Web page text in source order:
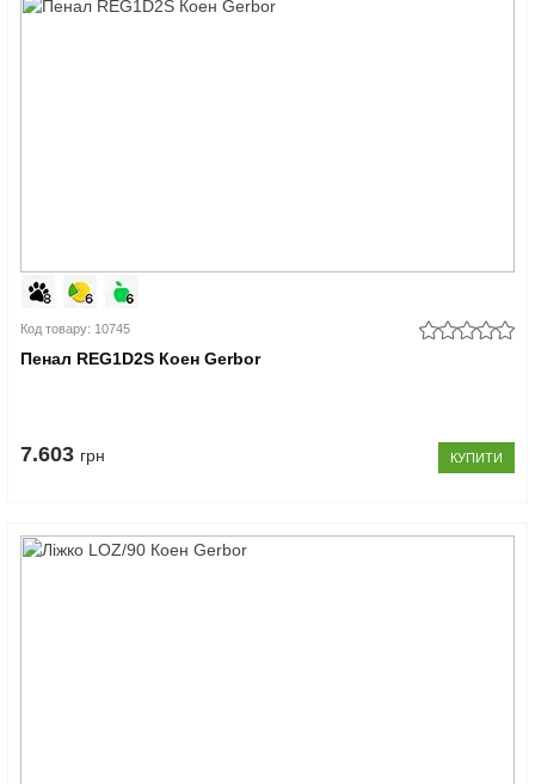
Код товару: 10745
Пенал REG1D2S Коен Gerbor
7.603 грн КУПИТИ